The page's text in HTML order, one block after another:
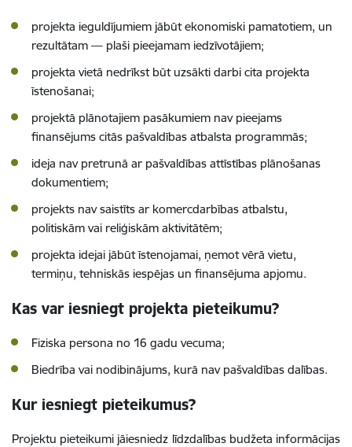
projekta ieguldījumiem jābūt ekonomiski pamatotiem, un
rezultātam — plaši pieejamam iedzīvotājiem;
projekta vietā nedrīkst būt uzsākti darbi cita projekta
īstenošanai;
projektā plānotajiem pasākumiem nav pieejams
finansējums citās pašvaldības atbalsta programmās;
ideja nav pretrunā ar pašvaldības attīstības plānošanas
dokumentiem;
projekts nav saistīts ar komercdarbības atbalstu,
politiskām vai reliģiskām aktivitātēm;
projekta idejai jābūt īstenojamai, ņemot vērā vietu,
termiņu, tehniskās iespējas un finansējuma apjomu.
Kas var iesniegt projekta pieteikumu?
Fiziska persona no 16 gadu vecuma;
Biedrība vai nodibinājums, kurā nav pašvaldības dalības.
Kur iesniegt pieteikumus?
Projektu pieteikumi jāiesniedz līdzdalības budžeta informācijas